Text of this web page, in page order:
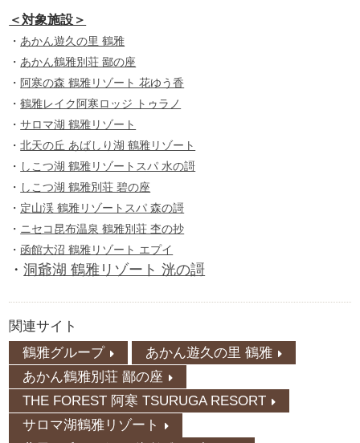
＜対象施設＞
・あかん遊久の里 鶴雅
・あかん鶴雅別荘 鄙の座
・ 阿寒の森 鶴雅リゾート 花ゆう香
・鶴雅レイク阿寒ロッジ トゥラノ
・サロマ湖 鶴雅リゾート
・北天の丘 あばしり湖 鶴雅リゾート
・ しこつ湖 鶴雅リゾートスパ 水の謌
・ しこつ湖 鶴雅別荘 碧の座
・ 定山渓 鶴雅リゾートスパ 森の謌
・ ニセコ昆布温泉 鶴雅別荘 杢の抄
・ 函館大沼 鶴雅リゾート エプイ
・洞爺湖 鶴雅リゾート 洸の謌
関連サイト
鶴雅グループ
あかん遊久の里 鶴雅
あかん鶴雅別荘 鄙の座
THE FOREST 阿寒 TSURUGA RESORT
サロマ湖鶴雅リゾート